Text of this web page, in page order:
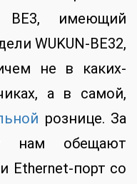
BE3, имеющий
WUKUN-BE32,
не в каких-
а в самой,
рознице. За
нам обещают
Ethernet-порт со